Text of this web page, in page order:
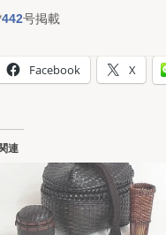
442号掲載
Facebook X
連